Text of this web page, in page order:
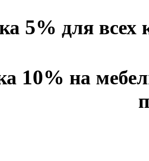
5% для всех
10% на